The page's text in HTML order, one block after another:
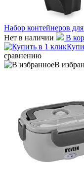
Набор контейнеров
Нет в наличии
В
сравнению
В